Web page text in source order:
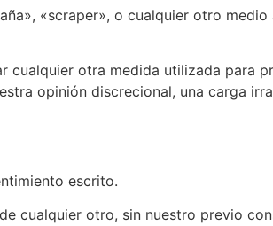
«scraper», o cualquier otro medio
otra medida utilizada para
opinión discrecional, una carga
escrito.
cualquier otro, sin nuestro previo